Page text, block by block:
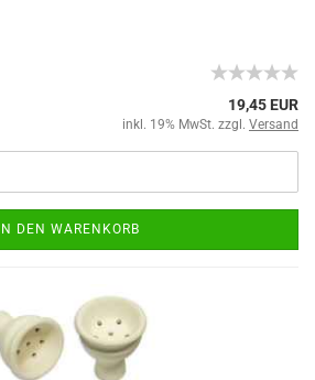
19,45 EUR
inkl. 19% MwSt. zzgl. Versand
IN DEN WARENKORB